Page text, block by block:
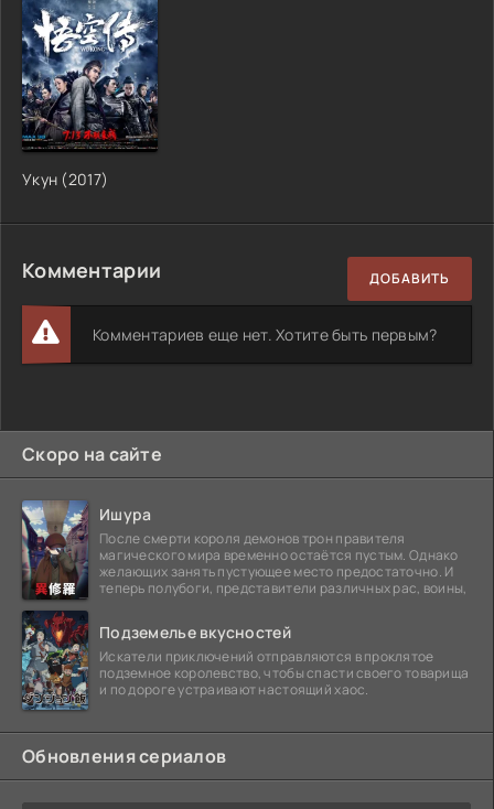
Укун (2017)
Комментарии ДОБАВИТЬ
Комментариев еще нет. Хотите быть первым?
Скоро на сайте
Ишура
После смерти короля демонов трон правителя
магического мира временно остаётся пустым. Однако
желающих занять пустующее место предостаточно. И
теперь полубоги, представители различных рас, воины,
Подземелье вкусностей
Искатели приключений отправляются в проклятое
подземное королевство, чтобы спасти своего товарища
и по дороге устраивают настоящий хаос.
Обновления сериалов